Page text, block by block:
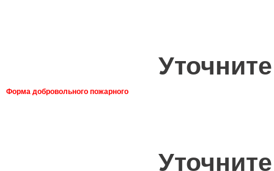
Форма добровольного пожарного